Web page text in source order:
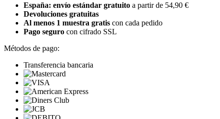
España: envío estándar gratuito a partir de 54,90 €
Devoluciones gratuitas
Al menos 1 muestra gratis con cada pedido
Pago seguro con cifrado SSL
Métodos de pago:
Transferencia bancaria